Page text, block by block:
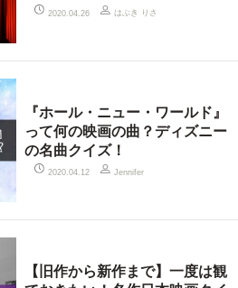
2020.04.26 はぶき りさ
『ホール・ニュー・ワールド』
って何の映画の曲？ディズニー
の名曲クイズ！
2020.04.12 Jennifer
【旧作から新作まで】一度は観